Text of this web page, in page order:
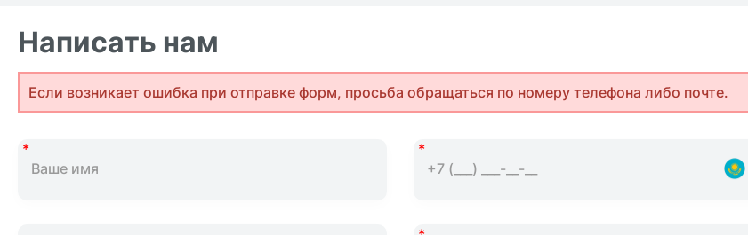
Написать нам
Если возникает ошибка при отправке форм, просьба обращаться по номеру телефона либо почте.